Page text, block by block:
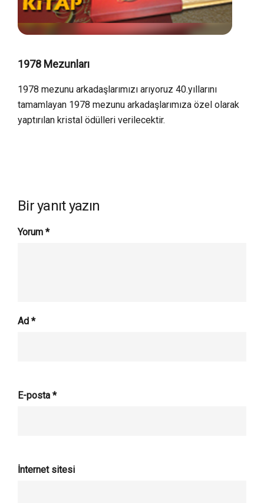
1978 Mezunları
1978 mezunu arkadaşlarımızı arıyoruz 40.yıllarını
tamamlayan 1978 mezunu arkadaşlarımıza özel olarak
yaptırılan kristal ödülleri verilecektir.
Bir yanıt yazın
Yorum *
Ad *
E-posta *
İnternet sitesi